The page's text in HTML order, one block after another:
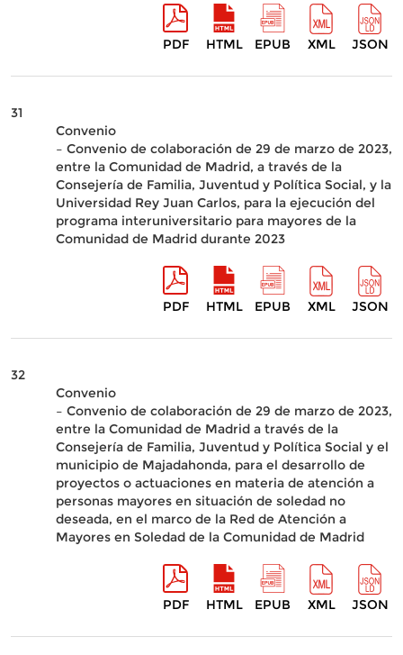
PDF HTML EPUB XML JSON
31
Convenio
– Convenio de colaboración de 29 de marzo de 2023,
entre la Comunidad de Madrid, a través de la
Consejería de Familia, Juventud y Política Social, y la
Universidad Rey Juan Carlos, para la ejecución del
programa interuniversitario para mayores de la
Comunidad de Madrid durante 2023
PDF HTML EPUB XML JSON
32
Convenio
– Convenio de colaboración de 29 de marzo de 2023,
entre la Comunidad de Madrid a través de la
Consejería de Familia, Juventud y Política Social y el
municipio de Majadahonda, para el desarrollo de
proyectos o actuaciones en materia de atención a
personas mayores en situación de soledad no
deseada, en el marco de la Red de Atención a
Mayores en Soledad de la Comunidad de Madrid
PDF HTML EPUB XML JSON